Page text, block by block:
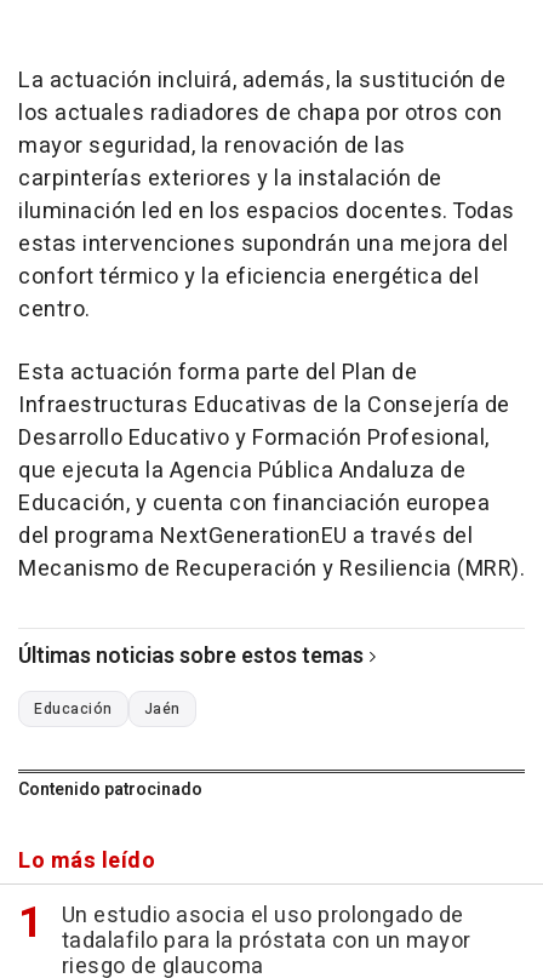
La actuación incluirá, además, la sustitución de
los actuales radiadores de chapa por otros con
mayor seguridad, la renovación de las
carpinterías exteriores y la instalación de
iluminación led en los espacios docentes. Todas
estas intervenciones supondrán una mejora del
confort térmico y la eficiencia energética del
centro.
Esta actuación forma parte del Plan de
Infraestructuras Educativas de la Consejería de
Desarrollo Educativo y Formación Profesional,
que ejecuta la Agencia Pública Andaluza de
Educación, y cuenta con financiación europea
del programa NextGenerationEU a través del
Mecanismo de Recuperación y Resiliencia (MRR).
Últimas noticias sobre estos temas
Educación Jaén
Contenido patrocinado
Lo más leído
Un estudio asocia el uso prolongado de
tadalafilo para la próstata con un mayor
riesgo de glaucoma